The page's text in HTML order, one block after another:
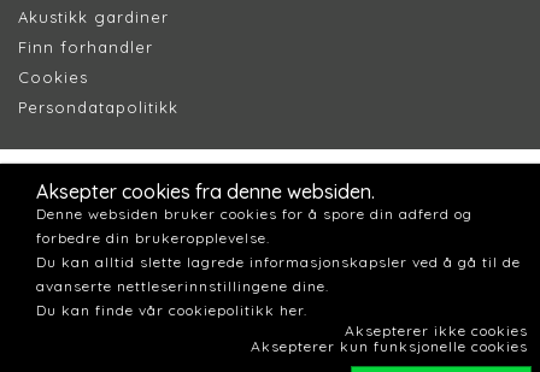
Akustikk gardiner
Finn forhandler
Cookies
Persondatapolitikk
Aksepter cookies fra denne websiden.
Denne websiden bruker cookies for å spore din adferd og
forbedre din brukeropplevelse.
Du kan alltid slette lagrede informasjonskapsler ved å gå til de
avanserte nettleserinnstillingene dine.
Du kan finde vår cookiepolitikk her.
Aksepterer ikke cookies
Aksepterer kun funksjonelle cookies